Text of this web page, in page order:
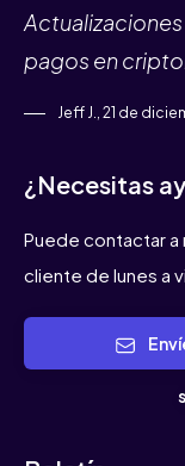
pagos en
Jeff J., 21 de
¿Necesitas
Puede contactar a
cliente de lunes a